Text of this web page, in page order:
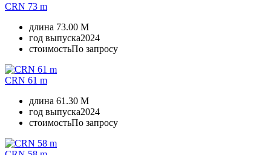
CRN 73 m
длина 73.00 M
год выпуска2024
стоимостьПо запросу
CRN 61 m
длина 61.30 M
год выпуска2024
стоимостьПо запросу